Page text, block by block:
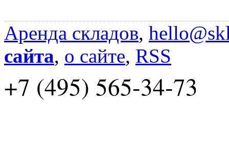
Аренда складов,
сайта, о сайте, RSS
+7 (495) 565-34-73